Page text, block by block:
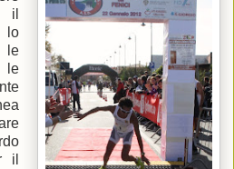
il
lo
le
le
il